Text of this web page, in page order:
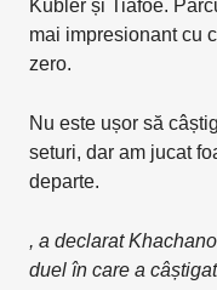
Kubler și Tiafoe.
mai impresionant cu
zero.
Nu este ușor să
seturi, dar am jucat
departe.
, a declarat
duel în care a